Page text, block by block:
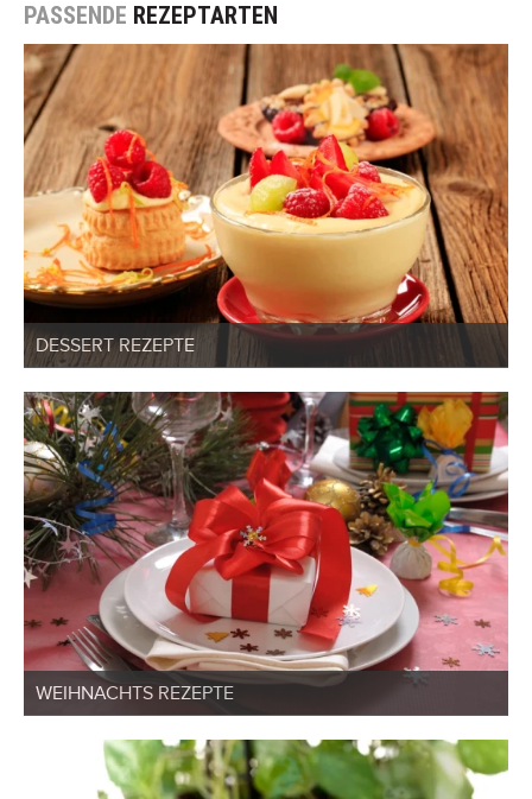
PASSENDE REZEPTARTEN
DESSERT REZEPTE
WEIHNACHTS REZEPTE